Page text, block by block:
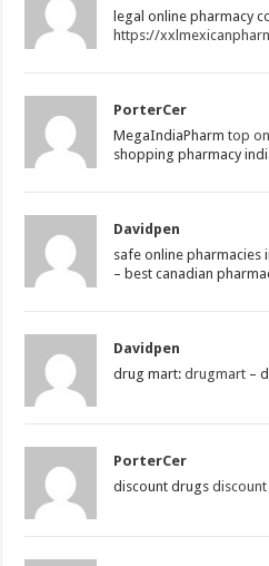
legal online pharmacy
https://
PorterCer
MegaIndiaPharmtop
shopping pharmacy
Davidpen
safe online pharmacies
– best canadian
Davidpen
drug mart:drugmart –
PorterCer
discount drugs